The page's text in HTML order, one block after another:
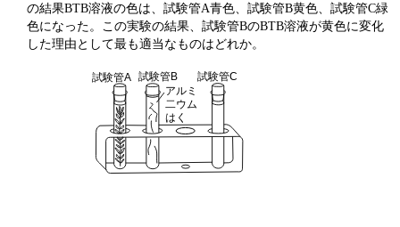
の結果BTB溶液の色は、試験管A青色、試験管B黄色、試験管C緑
色になった。この実験の結果、試験管BのBTB溶液が黄色に変化
した理由として最も適当なものはどれか。